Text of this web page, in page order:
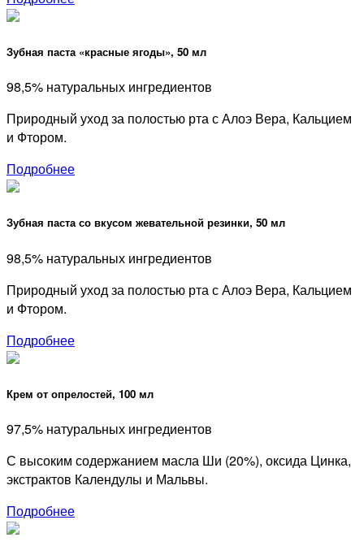
Зубная паста «красные ягоды», 50 мл
98,5% натуральных ингредиентов
Природный уход за полостью рта с Алоэ Вера, Кальцием
и Фтором.
Подробнее
Зубная паста со вкусом жевательной резинки, 50 мл
98,5% натуральных ингредиентов
Природный уход за полостью рта с Алоэ Вера, Кальцием
и Фтором.
Подробнее
Крем от опрелостей, 100 мл
97,5% натуральных ингредиентов
С высоким содержанием масла Ши (20%), оксида Цинка,
экстрактов Календулы и Мальвы.
Подробнее